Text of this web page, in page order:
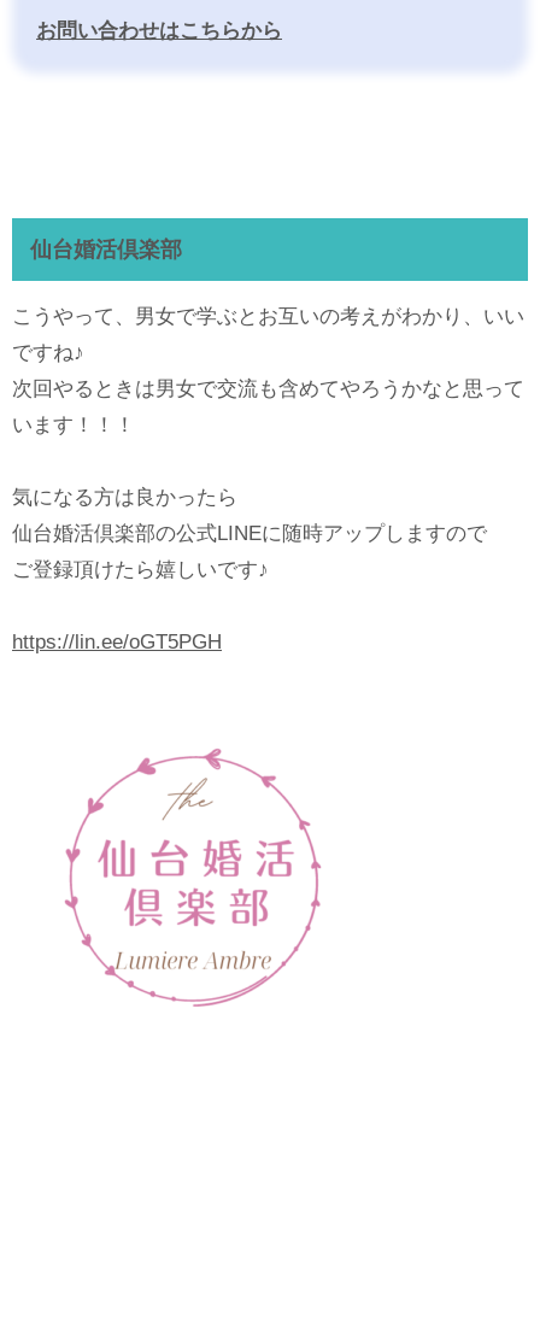
お問い合わせはこちらから
仙台婚活倶楽部
こうやって、男女で学ぶとお互いの考えがわかり、いい
ですね♪
次回やるときは男女で交流も含めてやろうかなと思って
います！！！
気になる方は良かったら
仙台婚活倶楽部の公式LINEに随時アップしますので
ご登録頂けたら嬉しいです♪
https://lin.ee/oGT5PGH